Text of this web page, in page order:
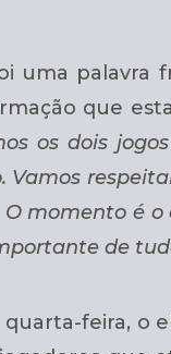
uma palavra
que
os dois
Vamos
O momento é
de
feira, o